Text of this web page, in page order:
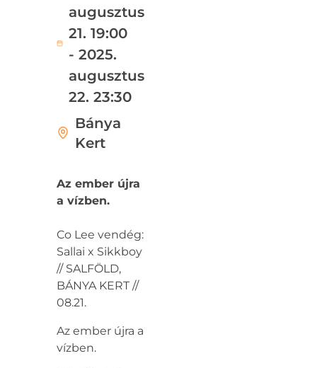
augusztus
21. 19:00
- 2025.
augusztus
22. 23:30
Bánya
Kert
Az ember újra
a vízben.
Co Lee vendég:
Sallai x Sikkboy
// SALFÖLD,
BÁNYA KERT //
08.21.
Az ember újra a
vízben.